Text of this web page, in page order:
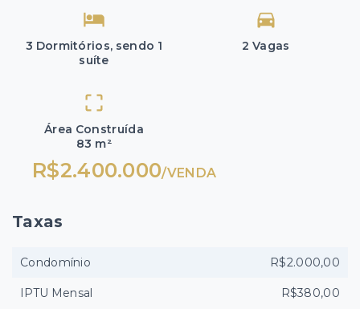
3 Dormitórios, sendo 1
suíte
2 Vagas
Área Construída
83 m²
R$2.400.000/VENDA
Taxas
Condomínio R$2.000,00
IPTU Mensal R$380,00